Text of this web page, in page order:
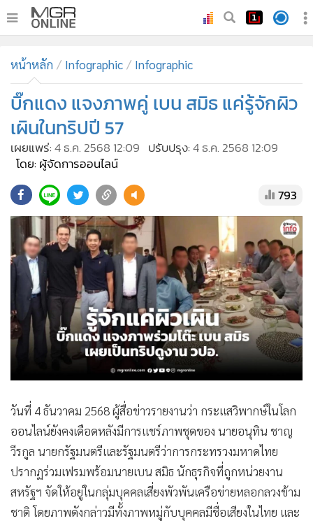
ทันเหตุการณ์
• ภาคใต้
ภูมิภาค
Online Section
บันเทิง
• ผู้จัดการรายวัน
• คอลัมนิสต์
ละคร
• CbizReview
• Cyber BIZ
ผู้จัดกวน
•
Good health & Well-being
• Green Innovation & SD
•
Management & HR
• MGR Live
Infographic
การเมือง
•
กีฬา
• ต่างประเทศ
• Special Scoop
หน้าหลัก Infographic Infographic
บิ๊กแดง แจงภาพคู่ เบน สมิธ แค่รู้จักผิว
เผินในทริปปี 57
เผยแพร่:4 ธ.ค. 2568 12:09 ปรับปรุง:4 ธ.ค. 2568 12:09
โดย: ผู้จัดการออนไลน์
793
วันที่ 4 ธันวาคม 2568 ผู้สื่อข่าวรายงานว่า กระแสวิพากษ์ในโลก
ออนไลน์ยังคงเดือดหลังมีการแชร์ภาพชุดของ นายอนุทิน ชาญ
วีรกูล นายกรัฐมนตรีและรัฐมนตรีว่าการกระทรวงมหาดไทย
ปรากฏร่วมเฟรมพร้อมนายเบน สมิธ นักธุรกิจที่ถูกหน่วยงาน
สหรัฐฯ จัดให้อยู่ในกลุ่มบุคคลเสี่ยงพัวพันเครือข่ายหลอกลวงข้าม
ชาติ โดยภาพดังกล่าวมีทั้งภาพหมู่กับบุคคลมีชื่อเสียงในไทย และ